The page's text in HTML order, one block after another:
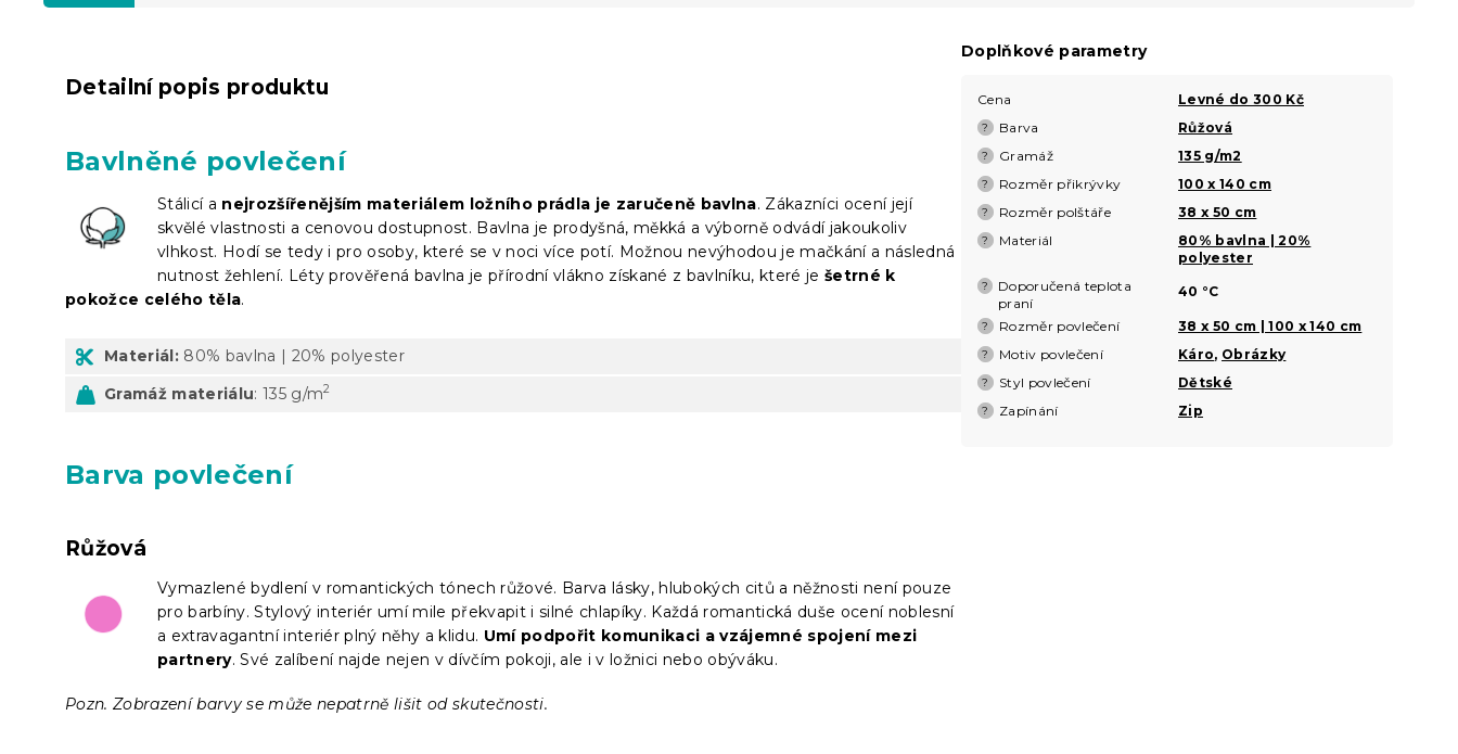
Detailní popis produktu
Bavlněné povlečení
Stálicí a nejrozšířenějším materiálem ložního prádla je zaručeně bavlna. Zákazníci ocení její
skvělé vlastnosti a cenovou dostupnost. Bavlna je prodyšná, měkká a výborně odvádí jakoukoliv
vlhkost. Hodí se tedy i pro osoby, které se v noci více potí. Možnou nevýhodou je mačkání a následná
nutnost žehlení. Léty prověřená bavlna je přírodní vlákno získané z bavlníku, které je šetrné k
pokožce celého těla.
Materiál: 80% bavlna | 20% polyester
Gramáž materiálu: 135 g/m2
Barva povlečení
Růžová
Vymazlené bydlení v romantických tónech růžové. Barva lásky, hlubokých citů a něžnosti není pouze
pro barbíny. Stylový interiér umí mile překvapit i silné chlapíky. Každá romantická duše ocení noblesní
a extravagantní interiér plný něhy a klidu. Umí podpořit komunikaci a vzájemné spojení mezi
partnery. Své zalíbení najde nejen v dívčím pokoji, ale i v ložnici nebo obýváku.
Pozn. Zobrazení barvy se může nepatrně lišit od skutečnosti.
Doplňkové parametry
Cena Levné do 300 Kč
? Barva Růžová
? Gramáž 135 g/m2
? Rozměr přikrývky 100 x 140 cm
? Rozměr polštáře 38 x 50 cm
? Materiál
80% bavlna | 20%
polyester
?
Doporučená teplota
praní
40 °C
? Rozměr povlečení 38 x 50 cm | 100 x 140 cm
? Motiv povlečení Káro, Obrázky
? Styl povlečení Dětské
? Zapínání Zip